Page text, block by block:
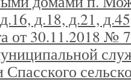
д.18, д.21,
от 30.11.2018 №